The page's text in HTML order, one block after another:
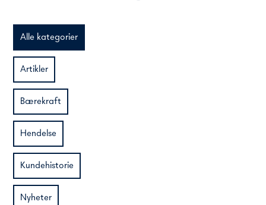
Alle kategorier
Artikler
Bærekraft
Hendelse
Kundehistorie
Nyheter